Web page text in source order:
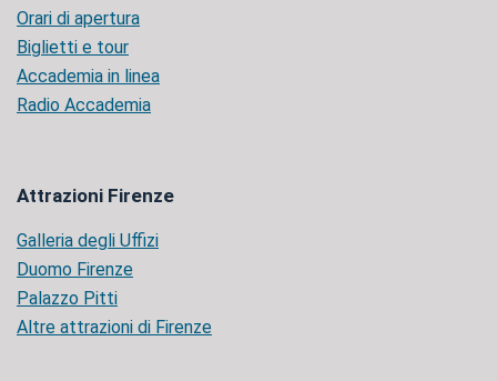
Orari di apertura
Biglietti e tour
Accademia in linea
Radio Accademia
Attrazioni Firenze
Galleria degli Uffizi
Duomo Firenze
Palazzo Pitti
Altre attrazioni di Firenze